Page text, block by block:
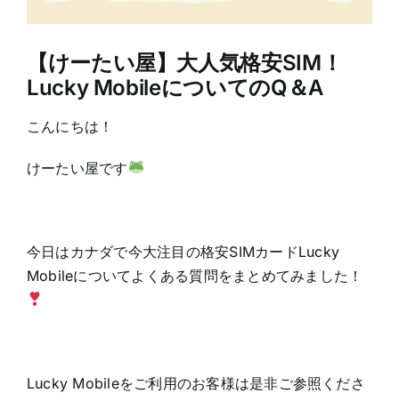
【けーたい屋】大人気格安SIM！
Lucky MobileについてのQ＆A
こんにちは！
けーたい屋です
今日はカナダで今大注目の格安SIMカードLucky
Mobileについてよくある質問をまとめてみました！
Lucky Mobileをご利用のお客様は是非ご参照くださ